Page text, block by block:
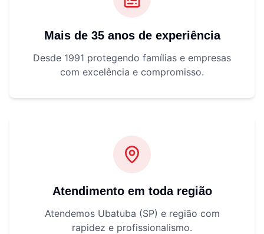
Mais de 35 anos de experiência
Desde 1991 protegendo famílias e empresas
com excelência e compromisso.
Atendimento em toda região
Atendemos Ubatuba (SP) e região com
rapidez e profissionalismo.